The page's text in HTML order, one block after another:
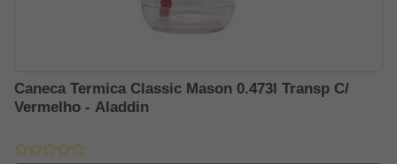
Caneca Termica Classic Mason 0.473l Transp C/
Vermelho - Aladdin